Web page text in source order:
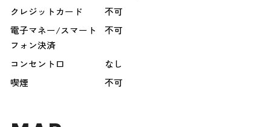
クレジットカード
不可
電子マネー/スマート
フォン決済
不可
コンセント口
なし
喫煙
不可